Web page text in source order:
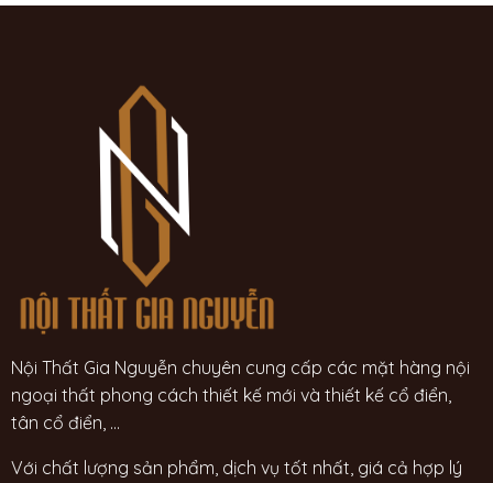
Nội Thất Gia Nguyễn chuyên cung cấp các mặt hàng nội
ngoại thất phong cách thiết kế mới và thiết kế cổ điển,
tân cổ điển, ...
Với chất lượng sản phẩm, dịch vụ tốt nhất, giá cả hợp lý